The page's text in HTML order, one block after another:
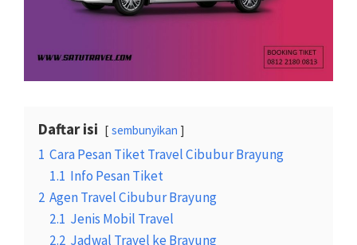
Daftar isi sembunyikan
1 Cara Pesan Tiket Travel Cibubur Brayung
1.1 Info Pesan Tiket
2 Agen Travel Cibubur Brayung
2.1 Jenis Mobil Travel
2.2 Jadwal Travel ke Brayung